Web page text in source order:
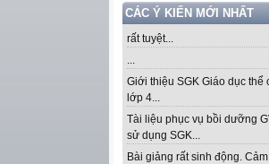
CÁC Ý KIẾN MỚI NHẤT
rất tuyệt...
...
Giới thiệu SGK Giáo dục thể
lớp 4...
Tài liệu phục vụ bồi dưỡng
sử dụng SGK...
Bài giảng rất sinh động.